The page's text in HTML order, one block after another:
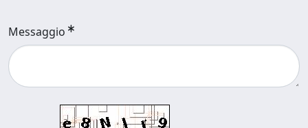
Messaggio